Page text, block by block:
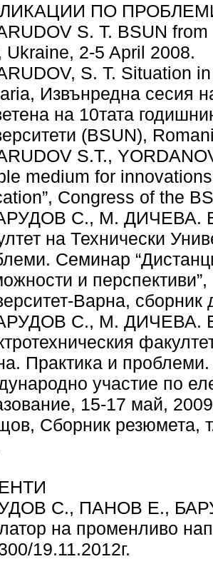
ПО
S. T. BSUN
Ukraine, 2-5 April 2008.
S. T. Situation
Извънредна сесия
на 10тата
(BSUN),
S.T.,
medium for
Congress of the
С., М. ДИЧЕВА. E-
на Технически
Семинар
и
Варна, сборник
С., М. ДИЧЕВА.
Практика и
участие по
15-17 май,
Сборник резюмета,
С., ПАНОВ Е.,
на променливо
19.11.2012г.